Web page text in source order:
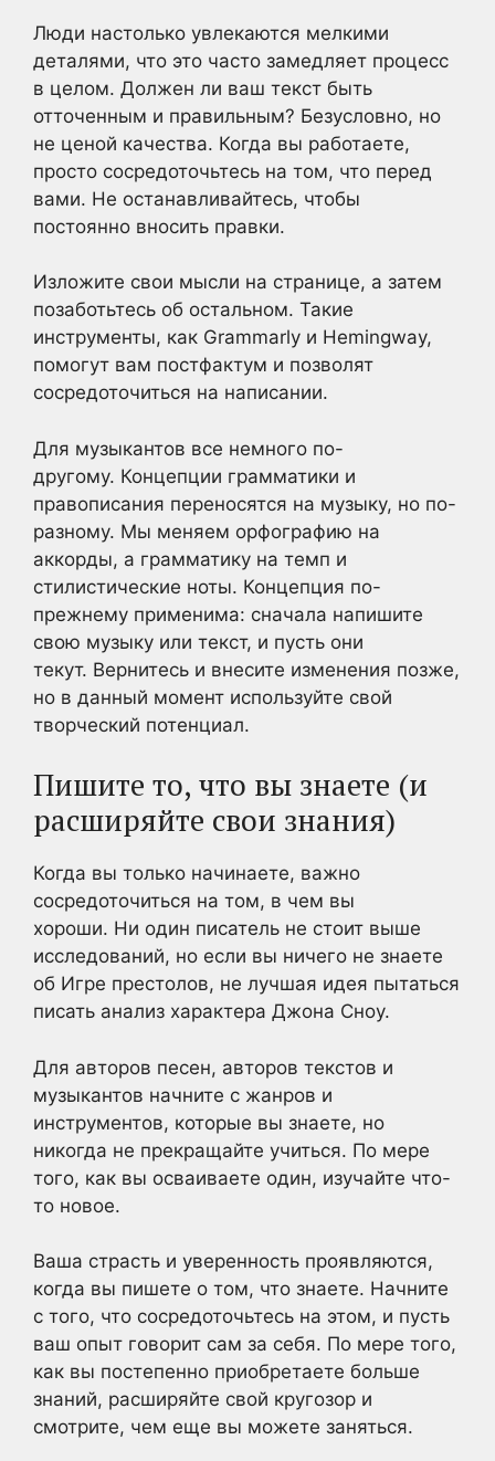
Люди настолько увлекаются мелкими
деталями, что это часто замедляет процесс
в целом. Должен ли ваш текст быть
отточенным и правильным? Безусловно, но
не ценой качества. Когда вы работаете,
просто сосредоточьтесь на том, что перед
вами. Не останавливайтесь, чтобы
постоянно вносить правки.
Изложите свои мысли на странице, а затем
позаботьтесь об остальном. Такие
инструменты, как Grammarly и Hemingway,
помогут вам постфактум и позволят
сосредоточиться на написании.
Для музыкантов все немного по-
другому. Концепции грамматики и
правописания переносятся на музыку, но по-
разному. Мы меняем орфографию на
аккорды, а грамматику на темп и
стилистические ноты. Концепция по-
прежнему применима: сначала напишите
свою музыку или текст, и пусть они
текут. Вернитесь и внесите изменения позже,
но в данный момент используйте свой
творческий потенциал.
Пишите то, что вы знаете (и
расширяйте свои знания)
Когда вы только начинаете, важно
сосредоточиться на том, в чем вы
хороши. Ни один писатель не стоит выше
исследований, но если вы ничего не знаете
об Игре престолов, не лучшая идея пытаться
писать анализ характера Джона Сноу.
Для авторов песен, авторов текстов и
музыкантов начните с жанров и
инструментов, которые вы знаете, но
никогда не прекращайте учиться. По мере
того, как вы осваиваете один, изучайте что-
то новое.
Ваша страсть и уверенность проявляются,
когда вы пишете о том, что знаете. Начните
с того, что сосредоточьтесь на этом, и пусть
ваш опыт говорит сам за себя. По мере того,
как вы постепенно приобретаете больше
знаний, расширяйте свой кругозор и
смотрите, чем еще вы можете заняться.